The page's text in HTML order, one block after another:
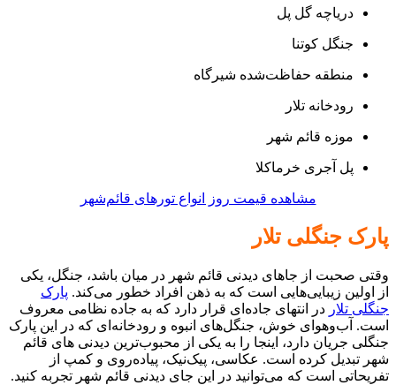
دریاچه گل پل
جنگل کوتنا
منطقه حفاظت‌شده شیرگاه
رودخانه تلار
موزه قائم شهر
پل آجری خرماکلا
مشاهده قیمت روز انواع تورهای قائم‌شهر
پارک جنگلی تلار
وقتی صحبت از جاهای دیدنی قائم شهر در میان باشد، جنگل، یکی
از اولین زیبایی‌هایی است که به ذهن افراد خطور می‌کند. پارک
جنگلی تلار در انتهای جاده‌ای قرار دارد که به جاده نظامی معروف
است. آب‌وهوای خوش، جنگل‌های انبوه و رودخانه‌‌ای که در این پارک
جنگلی جریان دارد، اینجا را به یکی از محبوب‌ترین دیدنی های قائم
شهر تبدیل کرده است. عکاسی، پیک‌نیک، پیاده‌روی و کمپ از
تفریحاتی است که می‌توانید در این جای دیدنی قائم شهر تجربه کنید.